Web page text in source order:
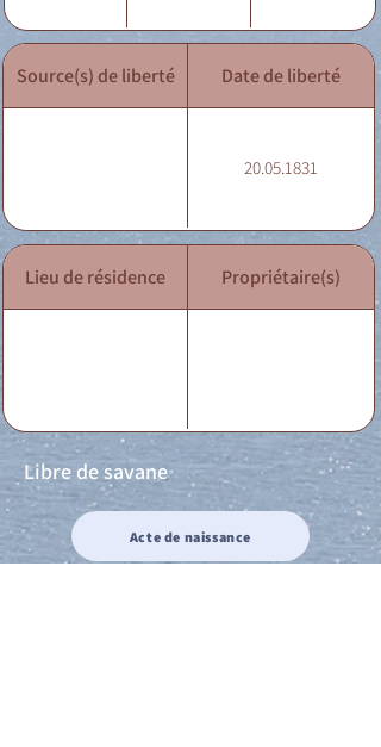
Source(s) de liberté Date de liberté
20.05.1831
Lieu de résidence Propriétaire(s)
Libre de savane
Acte de naissance